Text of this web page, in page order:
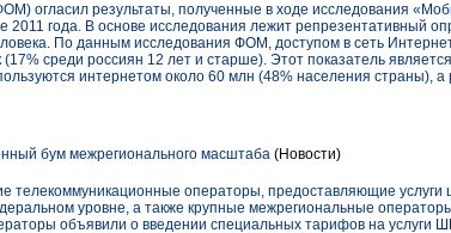
огласил результаты, полученные в ходе исследования
2011 года. В основе исследования лежит репрезентативный
По данным исследования ФОМ, доступом в сеть
среди россиян 12 лет и старше). Этот показатель
интернетом около 60 млн (48% населения страны), а
бум межрегионального масштаба (Новости)
телекоммуникационные операторы, предоставляющие услуги
уровне, а также крупные межрегиональные
объявили о введении специальных тарифов на услуги